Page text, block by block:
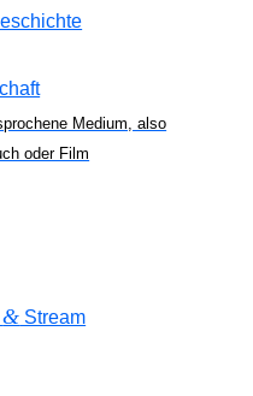
Medium, also
oder Film
& Stream